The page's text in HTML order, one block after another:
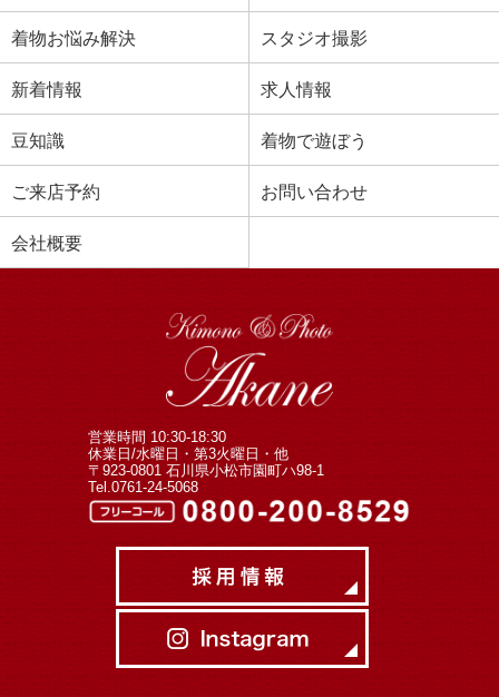
着物お悩み解決 スタジオ撮影
新着情報 求人情報
豆知識 着物で遊ぼう
ご来店予約 お問い合わせ
会社概要
営業時間 10:30-18:30
休業日/水曜日・第3火曜日・他
〒923-0801 石川県小松市園町ハ98-1
Tel.0761-24-5068